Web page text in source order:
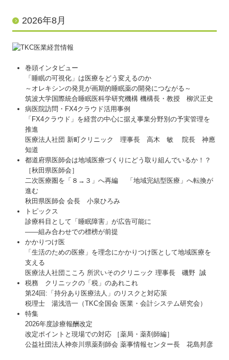
業務内容
FX4クラウド
病医院の新規開業・経営改善
病院・診療所の皆様へ
社会福祉法人の皆様へ
社会福祉法人会計Q&A
補助金・助成金・融資情報
関与先向け融資商品ご紹介
経営革新等支援機関とは
経営者の皆様をサポート
経営者オススメ情報
経営者お役立ち情報
Q&A経営相談
社長メニューASP版
TKCシステムQ&A
2026年8月
巻頭インタビュー
「睡眠の可視化」は医療をどう変えるのか
～オレキシンの発見が画期的睡眠薬の開発につながる～
筑波大学国際統合睡眠医科学研究機構 機構長・教授 柳沢正史
病医院訪問・FX4クラウド活用事例
「FX4クラウド」を経営の中心に据え事業分野別の予実管理を
推進
医療法人社団 新町クリニック 理事長 高木 敏 院長 神應
知道
都道府県医師会は地域医療づくりにどう取り組んでいるか！？
［秋田県医師会］
二次医療圏を「８→３」へ再編 「地域完結型医療」へ転換が
進む
秋田県医師会 会長 小泉ひろみ
トピックス
診療科目として「睡眠障害」が広告可能に
――組み合わせでの標榜が前提
かかりつけ医
「生活のための医療」を理念にかかりつけ医として地域医療を
支える
医療法人社団こころ 所沢いそのクリニック 理事長 磯野 誠
税務 クリニックの「税」のあれこれ
第24回:「持分あり医療法人」のリスクと対応策
税理士 湯浅浩一（TKC全国会 医業・会計システム研究会）
特集
2026年度診療報酬改定
改定ポイントと現場での対応 ［薬局・薬剤師編］
公益社団法人神奈川県薬剤師会 薬事情報センター長 花島邦彦